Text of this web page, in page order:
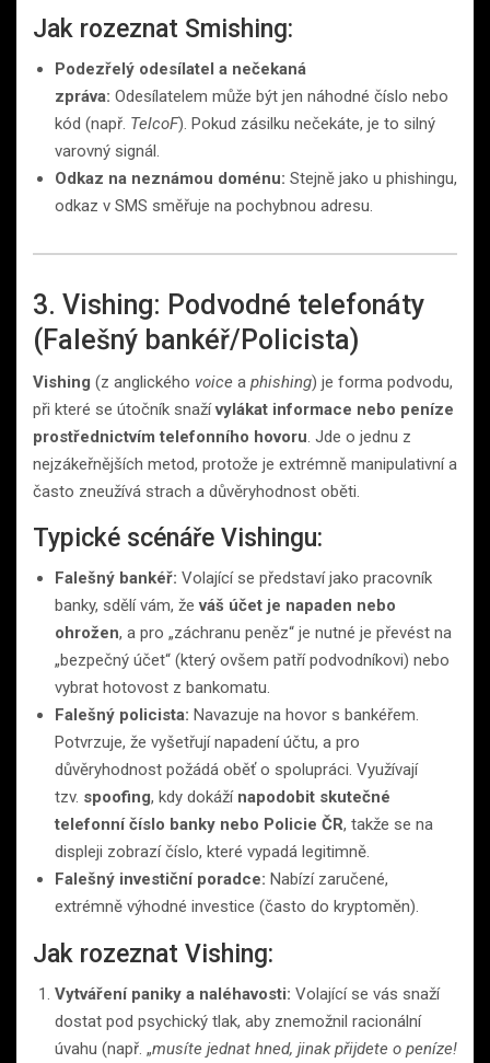
Jak rozeznat Smishing:
Podezřelý odesílatel a nečekaná
zpráva: Odesílatelem může být jen náhodné číslo nebo
kód (např. TelcoF). Pokud zásilku nečekáte, je to silný
varovný signál.
Odkaz na neznámou doménu: Stejně jako u phishingu,
odkaz v SMS směřuje na pochybnou adresu.
3. Vishing: Podvodné telefonáty
(Falešný bankéř/Policista)
Vishing (z anglického voice a phishing) je forma podvodu,
při které se útočník snažívylákat informace nebo peníze
prostřednictvím telefonního hovoru . Jde o jednu z
nejzákeřnějších metod, protože je extrémně manipulativní a
často zneužívá strach a důvěryhodnost oběti.
Typické scénáře Vishingu:
Falešný bankéř: Volající se představí jako pracovník
banky, sdělí vám, ževáš účet je napaden nebo
ohrožen, a pro „záchranu peněz“ je nutné je převést na
„bezpečný účet“ (který ovšem patří podvodníkovi) nebo
vybrat hotovost z bankomatu.
Falešný policista: Navazuje na hovor s bankéřem.
Potvrzuje, že vyšetřují napadení účtu, a pro
důvěryhodnost požádá oběť o spolupráci. Využívají
tzv. spoofing, kdy dokáží napodobit skutečné
telefonní číslo banky nebo Policie ČR, takže se na
displeji zobrazí číslo, které vypadá legitimně.
Falešný investiční poradce: Nabízí zaručené,
extrémně výhodné investice (často do kryptoměn).
Jak rozeznat Vishing:
Vytváření paniky a naléhavosti: Volající se vás snaží
dostat pod psychický tlak, aby znemožnil racionální
úvahu (např. „musíte jednat hned, jinak přijdete o peníze!